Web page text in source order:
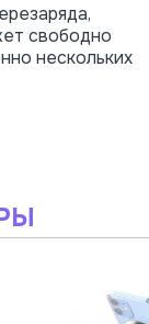
свободно
нескольких